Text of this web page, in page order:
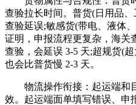
查验拉长时间。普货(日用品
查验延误;敏感货(带电、液体
证明，申报流程更复杂，海关
查验，会延误 3-5 天;超规货(
也会比普货慢 2-3 天。
物流操作衔接：起运端和
效。起运端面单填写错误、申